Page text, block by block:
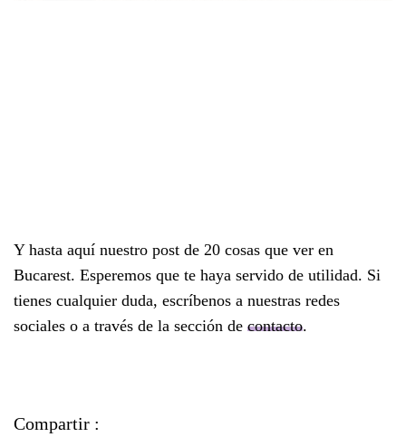
Y hasta aquí nuestro post de 20 cosas que ver en
Bucarest. Esperemos que te haya servido de utilidad. Si
tienes cualquier duda, escríbenos a nuestras redes
sociales o a través de la sección de contacto.
Compartir :